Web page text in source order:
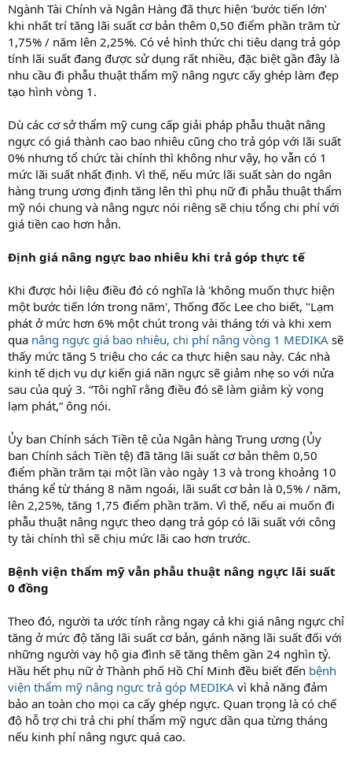
Ngành Tài Chính và Ngân Hàng đã thực hiện 'bước tiến lớn'
khi nhất trí tăng lãi suất cơ bản thêm 0,50 điểm phần trăm từ
1,75% / năm lên 2,25%. Có vẻ hình thức chi tiêu dạng trả góp
tính lãi suất đang được sử dụng rất nhiều, đặc biệt gần đây là
nhu cầu đi phẫu thuật thẩm mỹ nâng ngực cấy ghép làm đẹp
tạo hình vòng 1.
Dù các cơ sở thẩm mỹ cung cấp giải pháp phẫu thuật nâng
ngực có giá thành cao bao nhiêu cũng cho trả góp với lãi suất
0% nhưng tổ chức tài chính thì không như vậy, họ vẫn có 1
mức lãi suất nhất định. Vì thế, nếu mức lãi suất sàn do ngân
hàng trung ương định tăng lên thì phụ nữ đi phẫu thuật thẩm
mỹ nói chung và nâng ngực nói riêng sẽ chịu tổng chi phí với
giá tiền cao hơn hẳn.
Định giá nâng ngực bao nhiêu khi trả góp thực tế
Khi được hỏi liệu điều đó có nghĩa là 'không muốn thực hiện
một bước tiến lớn trong năm', Thống đốc Lee cho biết, "Lạm
phát ở mức hơn 6% một chút trong vài tháng tới và khi xem
qua nâng ngực giá bao nhiêu, chi phí nâng vòng 1 MEDIKA sẽ
thấy mức tăng 5 triệu cho các ca thực hiện sau này. Các nhà
kinh tế dịch vụ dự kiến giá năn ngực sẽ giảm nhẹ so với nửa
sau của quý 3. “Tôi nghĩ rằng điều đó sẽ làm giảm kỳ vọng
lạm phát,” ông nói.
Ủy ban Chính sách Tiền tệ của Ngân hàng Trung ương (Ủy
ban Chính sách Tiền tệ) đã tăng lãi suất cơ bản thêm 0,50
điểm phần trăm tại một lần vào ngày 13 và trong khoảng 10
tháng kể từ tháng 8 năm ngoái, lãi suất cơ bản là 0,5% / năm,
lên 2,25%, tăng 1,75 điểm phần trăm. Vì thế, nếu ai muốn đi
phẫu thuật nâng ngực theo dạng trả góp có lãi suất với công
ty tài chính thì sẽ chịu mức lãi cao hơn trước.
Bệnh viện thẩm mỹ vẫn phẫu thuật nâng ngực lãi suất
0 đồng
Theo đó, người ta ước tính rằng ngay cả khi giá nâng ngực chỉ
tăng ở mức độ tăng lãi suất cơ bản, gánh nặng lãi suất đối với
những người vay hộ gia đình sẽ tăng thêm gần 24 nghìn tỷ.
Hầu hết phụ nữ ở Thành phố Hồ Chí Minh đều biết đến bệnh
viện thẩm mỹ nâng ngực trả góp MEDIKA vì khả năng đảm
bảo an toàn cho mọi ca cấy ghép ngực. Quan trọng là có chế
độ hỗ trợ chi trả chi phí thẩm mỹ ngực dần qua từng tháng
nếu kinh phí nâng ngực quá cao.